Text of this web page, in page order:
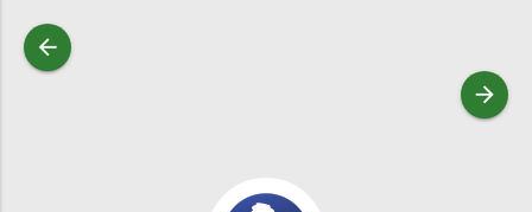
arrow_back
arrow_forward